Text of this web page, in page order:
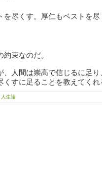
を尽くす。厚仁もベストを尽
束なのだ。
、人間は崇高で信じるに足り
くすに足ることを教えてく
人生論